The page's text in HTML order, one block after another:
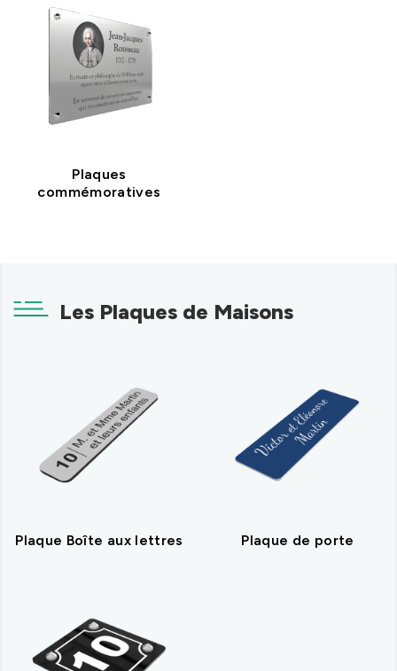
Plaques
commémoratives
Les Plaques de Maisons
Plaque Boîte aux lettres Plaque de porte